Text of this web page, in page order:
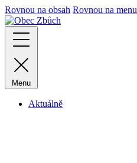
Rovnou na obsah Rovnou na menu
Menu
Aktuálně